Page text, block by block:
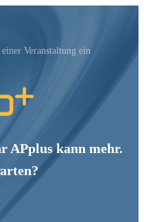
Veranstaltung ein
kann mehr.